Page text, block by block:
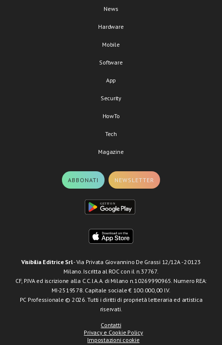
News
Hardware
Mobile
Software
App
Security
HowTo
Tech
Magazine
ABBONATI NEWSLETTER
Visibilia Editrice Srl- Via Privata Giovannino De Grassi 12/12A - 20123
Milano. Iscritta al ROC con il n.37767.
CF, P.IVA ed iscrizione alla C.C.I.A.A. di Milano n.10269990965. Numero REA:
MI-2519578. Capitale sociale € 100.000,00 I.V.
PC Professionale © 2026. Tutti i diritti di proprietà letteraria ed artistica
riservati.
Contatti
Privacy e Cookie Policy
Impostazioni cookie